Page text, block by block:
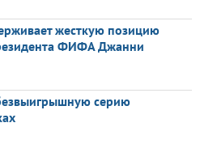
жесткую позицию
ФИФА Джанни
серию